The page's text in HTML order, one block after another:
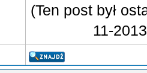
(Ten post był
11-